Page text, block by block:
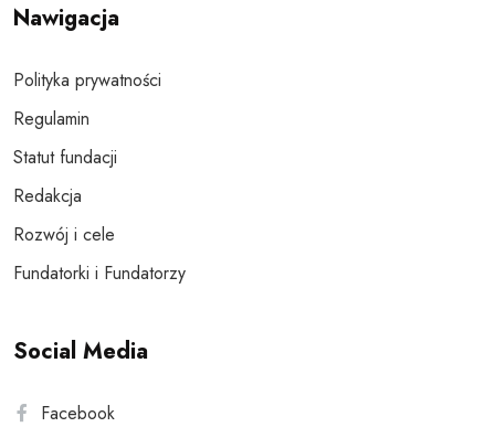
Nawigacja
Polityka prywatności
Regulamin
Statut fundacji
Redakcja
Rozwój i cele
Fundatorki i Fundatorzy
Social Media
Facebook